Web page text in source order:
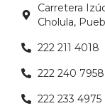
Carretera
Cholula,
222 211 4018
222 240 7958
222 233 4975